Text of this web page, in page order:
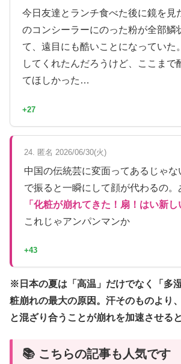
今日友達とランチ食べた後に鏡を見
のコンシーラーにのった粉が全部鱗
て、遠目にも酷いことになっていた
してくれたんだろうけど、ここまで
てほしかった…
+27
24. 匿名 2026/06/30(火)
中国の伝統芸に変面ってあるじゃ
で振ると一瞬にして顔が代わるの。
「化粧が崩れてきた！扇！はい新し
これじゃアンパンマンか
+43
※日本の夏は「高温」だけでなく「多
粧崩れの最大の原因。汗そのものより
と混ざり合うことが崩れを加速させる
📚 こちらの記事も人気です